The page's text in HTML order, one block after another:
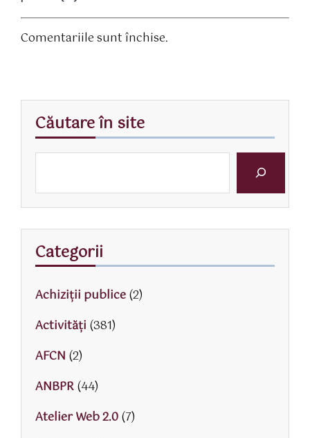
Comentariile sunt închise.
Căutare în site
Categorii
Achiziții publice(2)
Activităţi (381)
AFCN (2)
ANBPR(44)
Atelier Web 2.0(7)